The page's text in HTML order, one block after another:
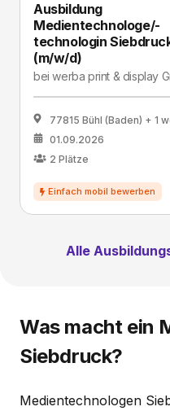
Ausbildung
Medientechnologe/-
technologin
(m/w/d)
beiwerba print & display
77815 Bühl (Baden) + 1
01.09.2026
2 Plätze
Alle
Was macht ein
Siebdruck?
Medientechnologen